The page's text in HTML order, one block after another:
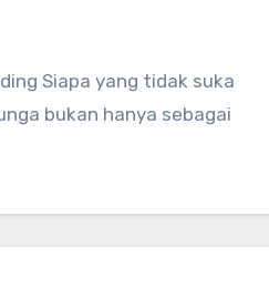
Siapa yang tidak suka
bukan hanya sebagai